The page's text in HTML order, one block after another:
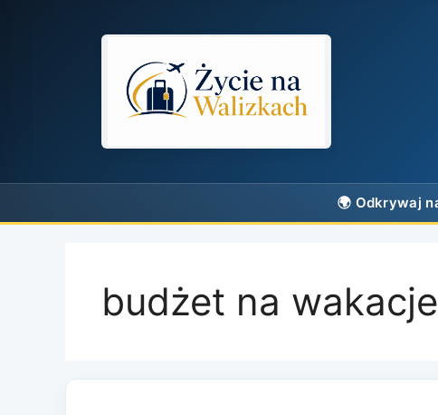
budżet na wakacje